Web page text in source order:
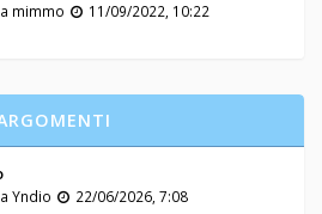
mimmo
11/09/2022, 10:22
Yndio
22/06/2026, 7:08